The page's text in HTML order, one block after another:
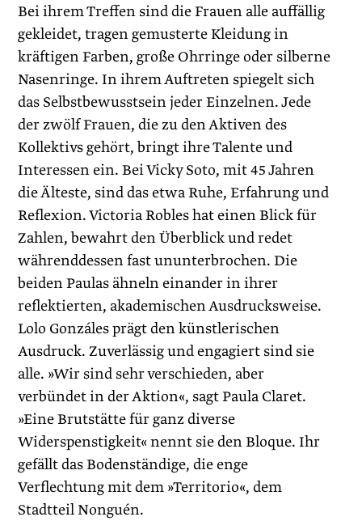
Bei ihrem Treffen sind die Frauen alle auffällig
gekleidet, tragen gemusterte Kleidung in
kräftigen Farben, große Ohrringe oder silberne
Nasenringe. In ihrem Auftreten spiegelt sich
das Selbstbewusstsein jeder Einzelnen. Jede
der zwölf Frauen, die zu den Aktiven des
Kollektivs gehört, bringt ihre Talente und
Interessen ein. Bei Vicky Soto, mit 45 Jahren
die Älteste, sind das etwa Ruhe, Erfahrung und
Reflexion. Victoria Robles hat einen Blick für
Zahlen, bewahrt den Überblick und redet
währenddessen fast ununterbrochen. Die
beiden Paulas ähneln einander in ihrer
reflektierten, akademischen Ausdrucksweise.
Lolo Gonzáles prägt den künstlerischen
Ausdruck. Zuverlässig und engagiert sind sie
alle. »Wir sind sehr verschieden, aber
verbündet in der Aktion«, sagt Paula Claret.
»Eine Brutstätte für ganz diverse
Widerspenstigkeit« nennt sie den Bloque. Ihr
gefällt das Bodenständige, die enge
Verflechtung mit dem »Territorio«, dem
Stadtteil Nonguén.